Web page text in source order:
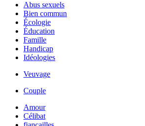
Abus sexuels
Bien commun
Écologie
Éducation
Famille
Handicap
Idéologies
Veuvage
Couple
Amour
Célibat